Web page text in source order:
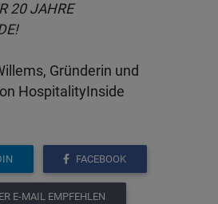
20 JAHRE
Gründerin und
HospitalityInside
FACEBOOK
E-MAIL EMPFEHLEN